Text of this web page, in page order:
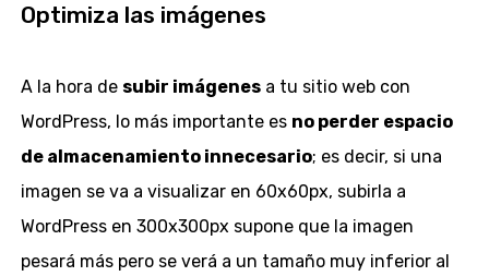
Optimiza las imágenes
A la hora de subir imágenesa tu sitio web con
WordPress, lo más importante es no perder espacio
de almacenamiento innecesario; es decir, si una
imagen se va a visualizar en 60x60px, subirla a
WordPress en 300x300px supone que la imagen
pesará más pero se verá a un tamaño muy inferior al